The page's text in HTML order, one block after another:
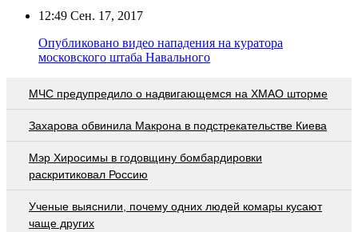
12:49 Сен. 17, 2017
Опубликовано видео нападения на куратора
московского штаба Навального
МЧС предупредило о надвигающемся на ХМАО шторме
Захарова обвинила Макрона в подстрекательстве Киева
Мэр Хиросимы в годовщину бомбардировки
раскритиковал Россию
Ученые выяснили, почему одних людей комары кусают
чаще других